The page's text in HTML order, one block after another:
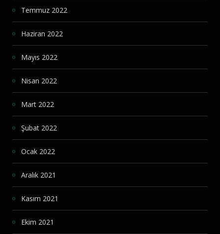
Temmuz 2022
Haziran 2022
Mayıs 2022
Nisan 2022
Mart 2022
Şubat 2022
Ocak 2022
Aralık 2021
Kasım 2021
Ekim 2021